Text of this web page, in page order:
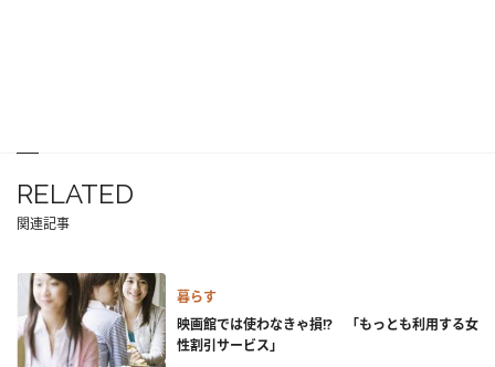
RELATED
関連記事
暮らす
映画館では使わなきゃ損!? 「もっとも利用する女
性割引サービス」